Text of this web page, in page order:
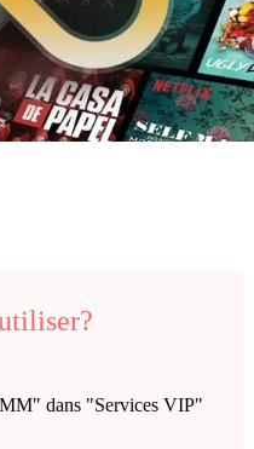
dans "Services VIP"